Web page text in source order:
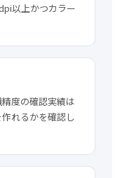
以上かつカラー
度の確認実績は
れるかを確認し